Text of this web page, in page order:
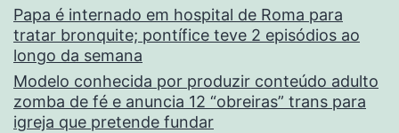
Papa é internado em hospital de Roma para
tratar bronquite; pontífice teve 2 episódios ao
longo da semana
Modelo conhecida por produzir conteúdo adulto
zomba de fé e anuncia 12 “obreiras” trans para
igreja que pretende fundar